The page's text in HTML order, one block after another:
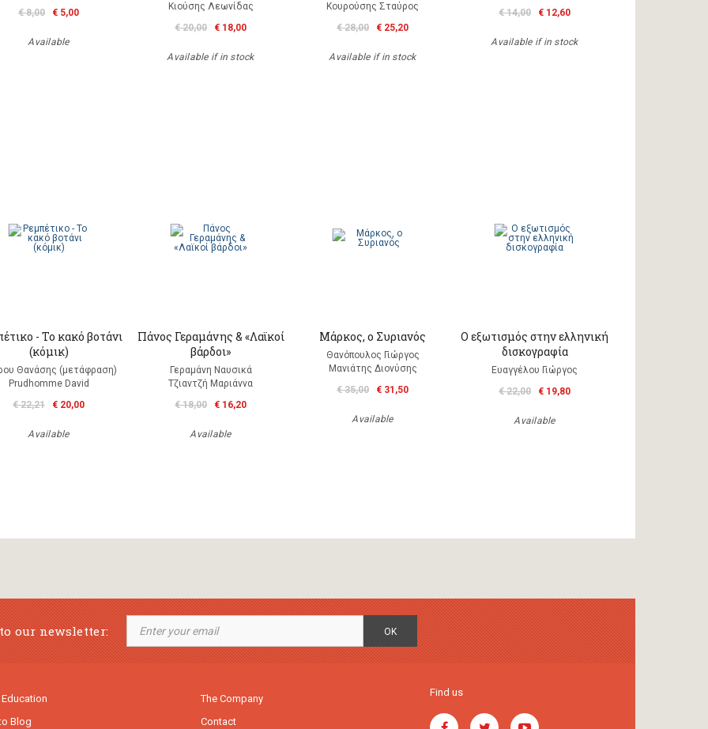
€ 8,00
€ 5,00
Available
Κιούσης Λεωνίδας
€ 20,00
€ 18,00
Available if in stock
Κουρούσης Σταύρος
€ 28,00
€ 25,20
Available if in stock
€ 14,00
€ 12,60
Available if in stock
- Το κακό βοτάνι
(κόμικ)
Θανάσης (μετάφραση)
Prudhomme David
€ 22,21
€ 20,00
Available
Πάνος Γεραμάνης & «Λαϊκοί
βάρδοι»
Γεραμάνη Ναυσικά
Τζιαντζή Μαριάννα
€ 18,00
€ 16,20
Available
Μάρκος, ο Συριανός
Θανόπουλος Γιώργος
Μανιάτης Διονύσης
€ 35,00
€ 31,50
Available
Ο εξωτισμός στην ελληνική
δισκογραφία
Ευαγγέλου Γιώργος
€ 22,00
€ 19,80
Available
our newsletter: OK
Blog
The Company
Contact
Find us